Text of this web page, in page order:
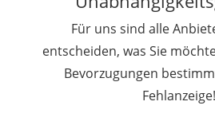
Für uns sind alle
entscheiden, was Sie
Bevorzugungen
Fehlanzeige!